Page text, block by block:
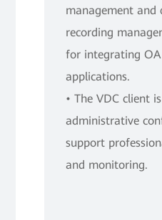
management and
recording
for integrating
applications.
• The VDC client
administrative
support
and monitoring.